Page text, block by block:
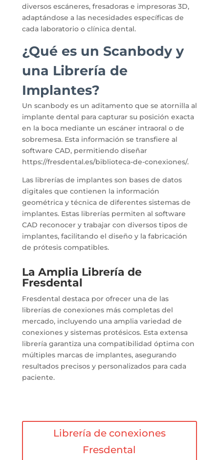
diversos escáneres, fresadoras e impresoras 3D,
adaptándose a las necesidades específicas de
cada laboratorio o clínica dental.
¿Qué es un Scanbody y
una Librería de
Implantes?
Un scanbody es un aditamento que se atornilla al
implante dental para capturar su posición exacta
en la boca mediante un escáner intraoral o de
sobremesa. Esta información se transfiere al
software CAD, permitiendo diseñar
https://fresdental.es/biblioteca-de-conexiones/.
Las librerías de implantes son bases de datos
digitales que contienen la información
geométrica y técnica de diferentes sistemas de
implantes. Estas librerías permiten al software
CAD reconocer y trabajar con diversos tipos de
implantes, facilitando el diseño y la fabricación
de prótesis compatibles.
La Amplia Librería de
Fresdental
Fresdental destaca por ofrecer una de las
librerías de conexiones más completas del
mercado, incluyendo una amplia variedad de
conexiones y sistemas protésicos. Esta extensa
librería garantiza una compatibilidad óptima con
múltiples marcas de implantes, asegurando
resultados precisos y personalizados para cada
paciente.
Librería de conexiones
Fresdental